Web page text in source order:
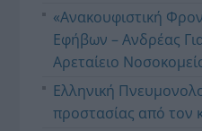
«Ανακουφιστική
Εφήβων – Ανδρέας
Αρεταίειο
Ελληνική
προστασίας από τον